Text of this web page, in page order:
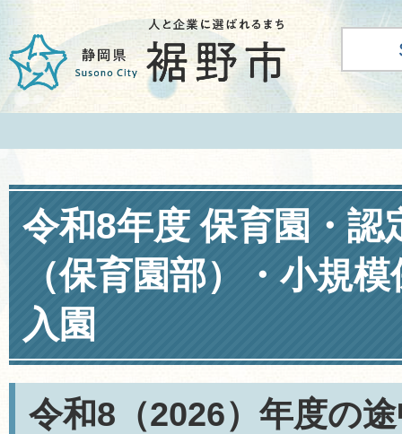
令和8年度 保育園・認
（保育園部）・小規
入園
令和8（2026）年度の